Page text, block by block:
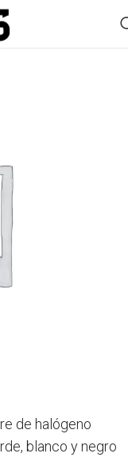
de halógeno
blanco y negro